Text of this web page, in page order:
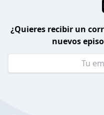
¿Quieres recibir un
nuevos